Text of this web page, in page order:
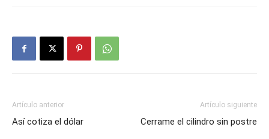
Artículo anterior
Así cotiza el dólar
Artículo siguiente
Cerrame el cilindro sin postre